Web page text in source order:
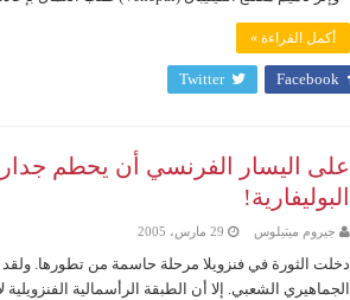
أكمل القراءة »
Facebook
Twitter
على اليسار الفرنسي أن يحطم
البوليفارية!
جيروم ميتيلوس 29 مارس، 2005
دخلت الثورة في فنزويلا مرحلة حاسمة من تطورها. ولقد
الجماهيري الشعبي. إلا أن الطبقة الرأسمالية